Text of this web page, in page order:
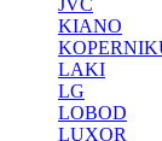
KIANO
LAKI
LG
LOBOD
LUXOR